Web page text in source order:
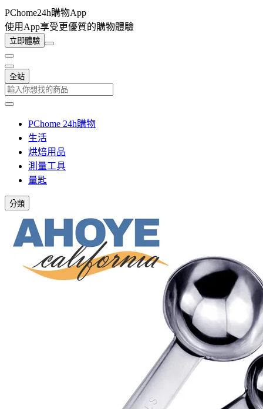
PChome24h購物App
使用App享受更優質的購物體驗
立即體驗
全站
PChome 24h購物
生活
烘焙用品
測量工具
量匙
分類